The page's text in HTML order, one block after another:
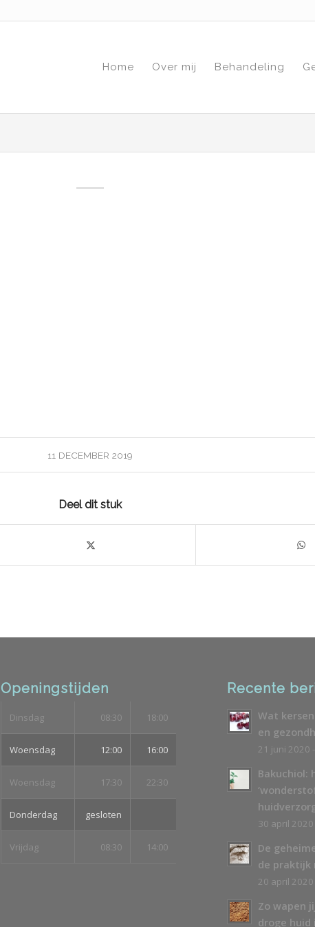
Home Over mij Behandeling
11 DECEMBER 2019
Deel dit stuk
Openingstijden
Dinsdag 08:30 18:00
Woensdag 12:00 16:00
Woensdag 17:30 22:30
Donderdag gesloten
Vrijdag 08:30 14:00
Recente
Wat
en
21 juni 2020
Bakuchiol:
30 april
De
de praktijk
20 april 2020
Zo wapen
droge